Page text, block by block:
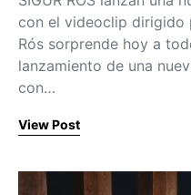
con el videoclip dirigido
Rós sorprende hoy a
lanzamiento de una
con…
View Post